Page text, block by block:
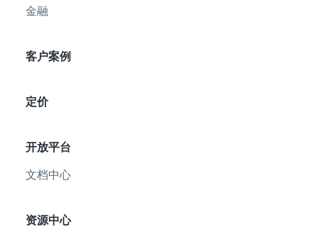
金融
客户案例
定价
开放平台
文档中心
资源中心